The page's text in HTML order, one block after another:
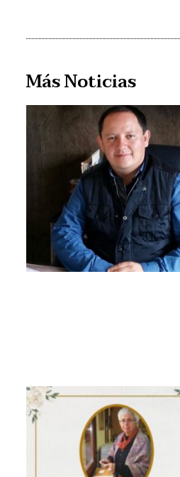
Más Noticias